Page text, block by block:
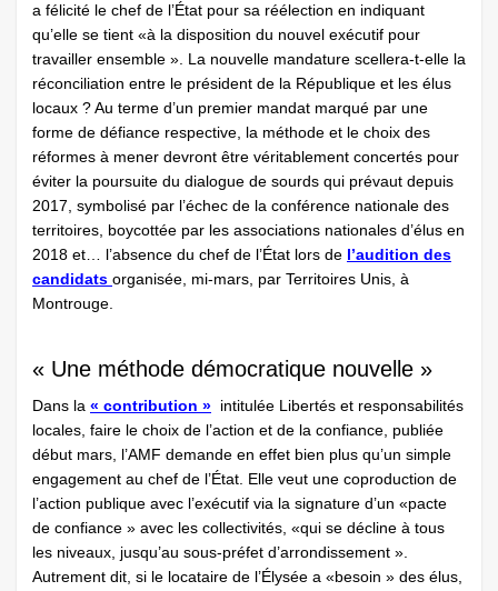
a félicité le chef de l’État pour sa réélection en indiquant
qu’elle se tient «à la disposition du nouvel exécutif pour
travailler ensemble ». La nouvelle mandature scellera-t-elle la
réconciliation entre le président de la République et les élus
locaux ? Au terme d’un premier mandat marqué par une
forme de défiance respective, la méthode et le choix des
réformes à mener devront être véritablement concertés pour
éviter la poursuite du dialogue de sourds qui prévaut depuis
2017, symbolisé par l’échec de la conférence nationale des
territoires, boycottée par les associations nationales d’élus en
2018 et… l’absence du chef de l’État lors de l’audition des
candidats organisée, mi-mars, par Territoires Unis, à
Montrouge.
« Une méthode démocratique nouvelle »
Dans la « contribution » intitulée Libertés et responsabilités
locales, faire le choix de l’action et de la confiance, publiée
début mars, l’AMF demande en effet bien plus qu’un simple
engagement au chef de l’État. Elle veut une coproduction de
l’action publique avec l’exécutif via la signature d’un «pacte
de confiance » avec les collectivités, «qui se décline à tous
les niveaux, jusqu’au sous-préfet d’arrondissement ».
Autrement dit, si le locataire de l’Élysée a «besoin » des élus,